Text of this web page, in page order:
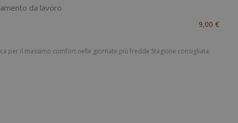
9,00 €
per il massimo comfort nelle giornate più fredde Stagione consigliata: